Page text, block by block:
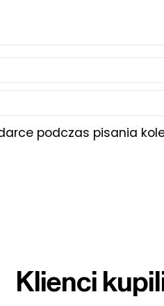
podczas pisania
Klienci